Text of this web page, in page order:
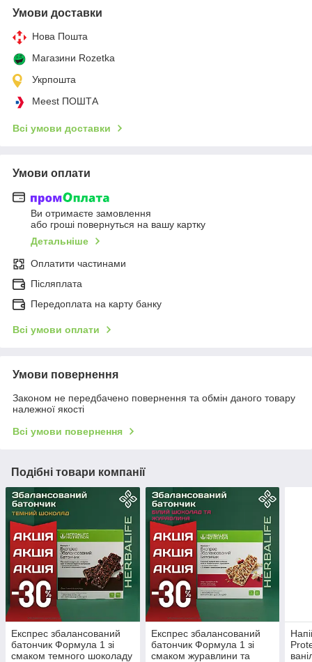
Умови доставки
Нова Пошта
Магазини Rozetka
Укрпошта
Meest ПОШТА
Всі умови доставки
Умови оплати
Ви отримаєте замовлення
або гроші повернуться на вашу картку
Детальніше
Оплатити частинами
Післяплата
Передоплата на карту банку
Всі умови оплати
Умови повернення
Законом не передбачено повернення та обмін даного товару
належної якості
Всі умови повернення
Подібні товари компанії
Експрес збалансований
батончик Формула 1 зі
смаком темного шоколаду
Експрес збалансований
батончик Формула 1 зі
смаком журавлини та